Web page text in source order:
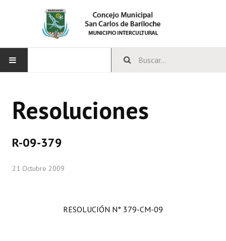
CONCEJO
Resoluciones
R-09-379
21 Octubre 2009
RESOLUCIÓN N° 379-CM-09